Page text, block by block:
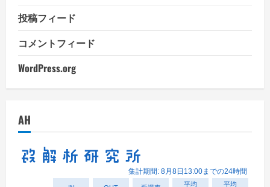
投稿フィード
コメントフィード
WordPress.org
AH